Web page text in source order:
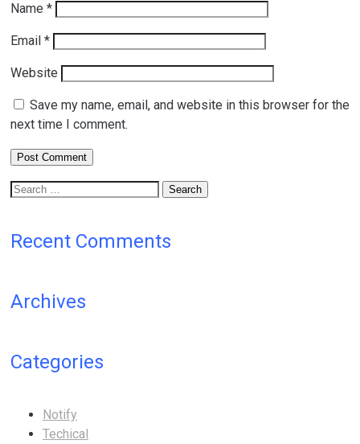
Name *
Email *
Website
Save my name, email, and website in this browser for the
next time I comment.
Search
Recent Comments
Archives
Categories
Notify
Techical